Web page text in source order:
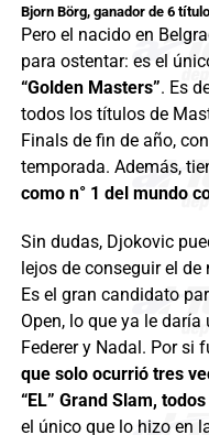
Bjorn Börg, ganador de 6
Pero el nacido en
para ostentar: es el
“Golden Masters”. Es
todos los títulos de
Finals de fin de año,
temporada. Además,
como n° 1 del mundo
Sin dudas, Djokovic
lejos de conseguir el
Es el gran candidato
Open, lo que ya le
Federer y Nadal. Por si
que solo ocurrió tres
“EL” Grand Slam,
el único que lo hizo en